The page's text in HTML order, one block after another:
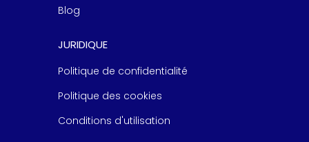
Blog
JURIDIQUE
Politique de confidentialité
Politique des cookies
Conditions d'utilisation